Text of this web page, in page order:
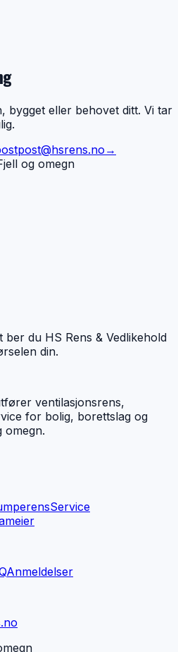
bygget eller behovet ditt. Vi tar
post@hsrens.no →
og omegn
ber du HS Rens & Vedlikehold
din.
ventilasjonsrens,
for bolig, borettslag og
omegn.
Service
Anmeldelser